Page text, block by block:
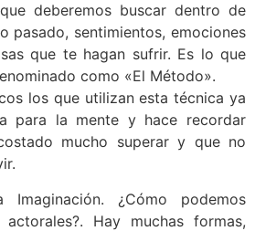
deberemos buscar dentro de
pasado, sentimientos, emociones
que te hagan sufrir. Es lo que
como «El Método».
los que utilizan esta técnica ya
para la mente y hace recordar
mucho superar y que no
¿Cómo podemos
Hay muchas formas,